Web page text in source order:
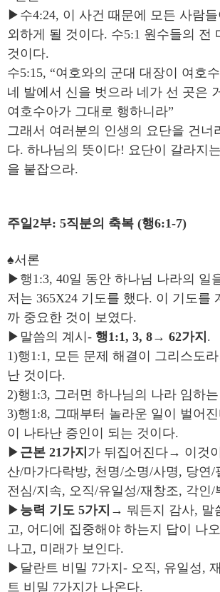
▶수4:24, 이 사건 때문에 모든 사람
외하게 될 것이다. 수5:1 원수들의 전
것이다.
수5:15, “여호와의 군대 대장이 여호
네 발에서 신을 벗으라 네가 선 곳은
여호수아가 그대로 행하니라”
그래서 여러분의 인생의 요단을 건너
다. 하나님의 뜻이다! 요단이 갈라지
을 붙잡으라.
주일2부: 5직분의 축복 (행6:1-7)
♠서론
▶행1:3, 40일 동안 하나님 나라의 일
저는 365X24 기도를 했다. 이 기도를
까 중요한 것이 보였다.
▶말씀의 계시- 행1:1, 3, 8→ 62가지 .
1)행1:1, 모든 문제 해결이 그리스도
난 것이다.
2)행1:3, 그러면 하나님의 나라 임하
3)행1:8, 그때부터 놀라운 일이 벌어
이 나타난 증인이 되는 것이다.
▶ 근본 21가지 가 뒤집어진다→ 이것
산/마가다락방, 천명/소명/사명, 당연/
전심/지속, 오직/유일성/재창조, 각인/
▶ 능력 기도 5가지 → 뭐든지 감사, 말
고, 어디에 집중해야 하는지 답이 나
나고, 미래가 보인다.
▶달란트 비밀 7가지- 오직, 유일성,
트 비밀 7가지가 나온다.